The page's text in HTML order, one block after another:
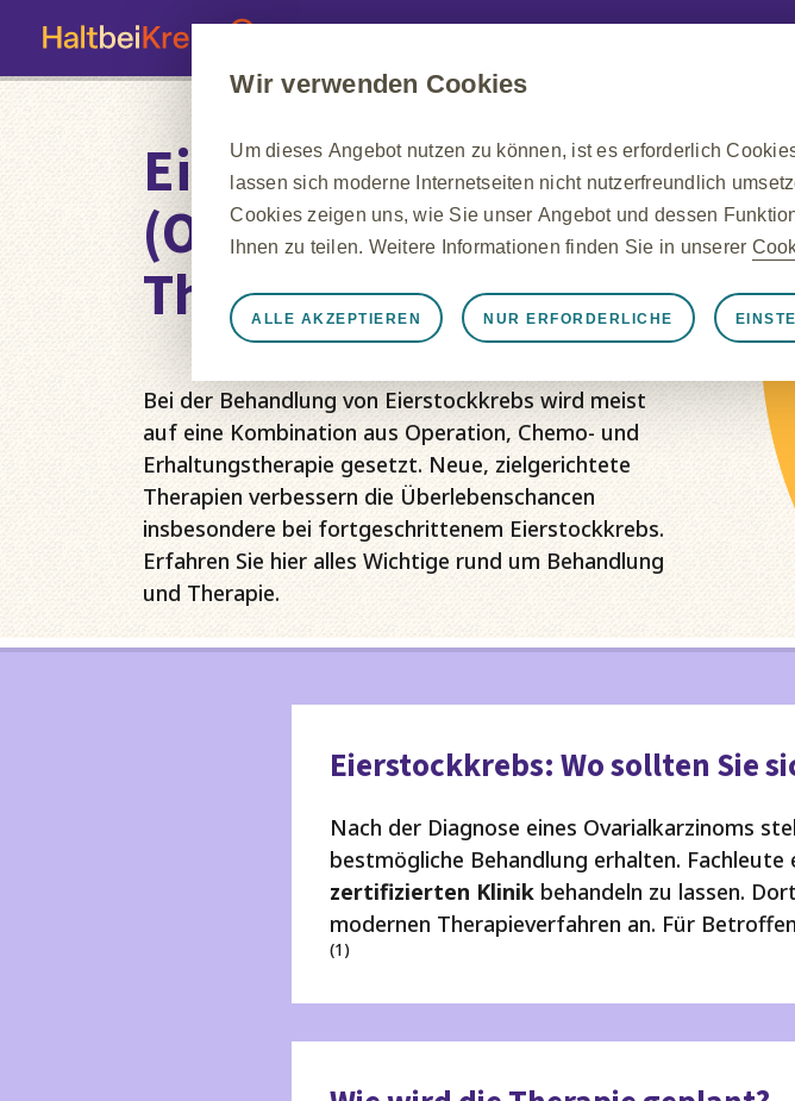
Eierstockkrebs
(Ovarialkarzinom):
Therapie
Bei der Behandlung von Eierstockkrebs wird meist
auf eine Kombination aus Operation, Chemo- und
Erhaltungstherapie gesetzt. Neue, zielgerichtete
Therapien verbessern die Überlebenschancen
insbesondere bei fortgeschrittenem Eierstockkrebs.
Erfahren Sie hier alles Wichtige rund um Behandlung
und Therapie.
Eierstockkrebs: Wo sollten Sie
Nach der Diagnose eines Ovarialkarzinoms
bestmögliche Behandlung erhalten. Fachleute
zertifizierten Klinik behandeln zu lassen.
modernen Therapieverfahren an. Für
(1)
Wir verwenden Cookies
Um dieses Angebot nutzen zu können, ist es erforderlich
lassen sich moderne Internetseiten nicht nutzerfreundlich
Cookies zeigen uns, wie Sie unser Angebot und dessen
Ihnen zu teilen. Weitere Informationen finden Sie in unserer
Immer aktiv Nur unbedingt erforderliche Cookies
Notwendig, damit die Website ordnungsgemäß funktioniert, z.
speichern, Cookie- und Tag-Einstellungen zu verwalten und
werden einige Cookies als Reaktion auf von Ihnen
gleichkommen, wie z. B. das Festlegen Ihrer
können Ihren Browser so einstellen, dass er diese Cookies
werden dann nicht funktionieren. Diese Cookies speichern keine
NUR ERFORDERLICHE
ALLE AKZEPTIEREN